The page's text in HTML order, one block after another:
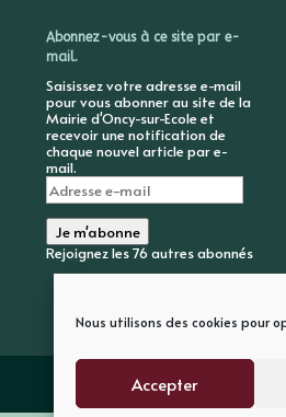
Nous utilisons des cookies pour
Accepter
Abonnez-vous à ce site par e-
mail.
Saisissez votre adresse e-mail
pour vous abonner au site de la
Mairie d'Oncy-sur-Ecole et
recevoir une notification de
chaque nouvel article par e-
mail.
Adresse
e-
mail
Je m'abonne
Rejoignez les 76 autres abonnés